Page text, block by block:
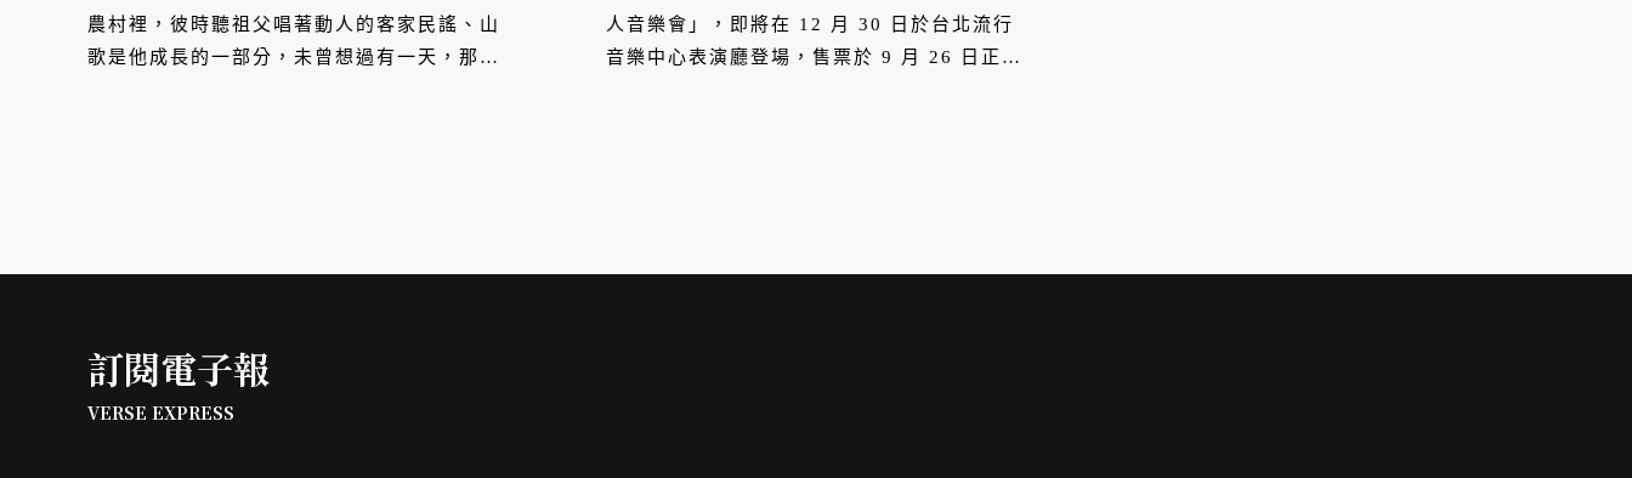
農村裡，彼時聽祖父唱著動人的客家民謠、山
歌是他成長的一部分，未曾想過有一天，那來
人音樂會」，即將在 12 月 30 日於台北流行
音樂中心表演廳登場，售票於 9 月 26 日正式
訂閱電子報
VERSE EXPRESS